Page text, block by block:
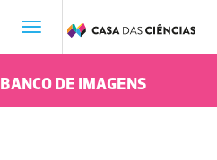
Toggle
BANCO DE IMAGENS